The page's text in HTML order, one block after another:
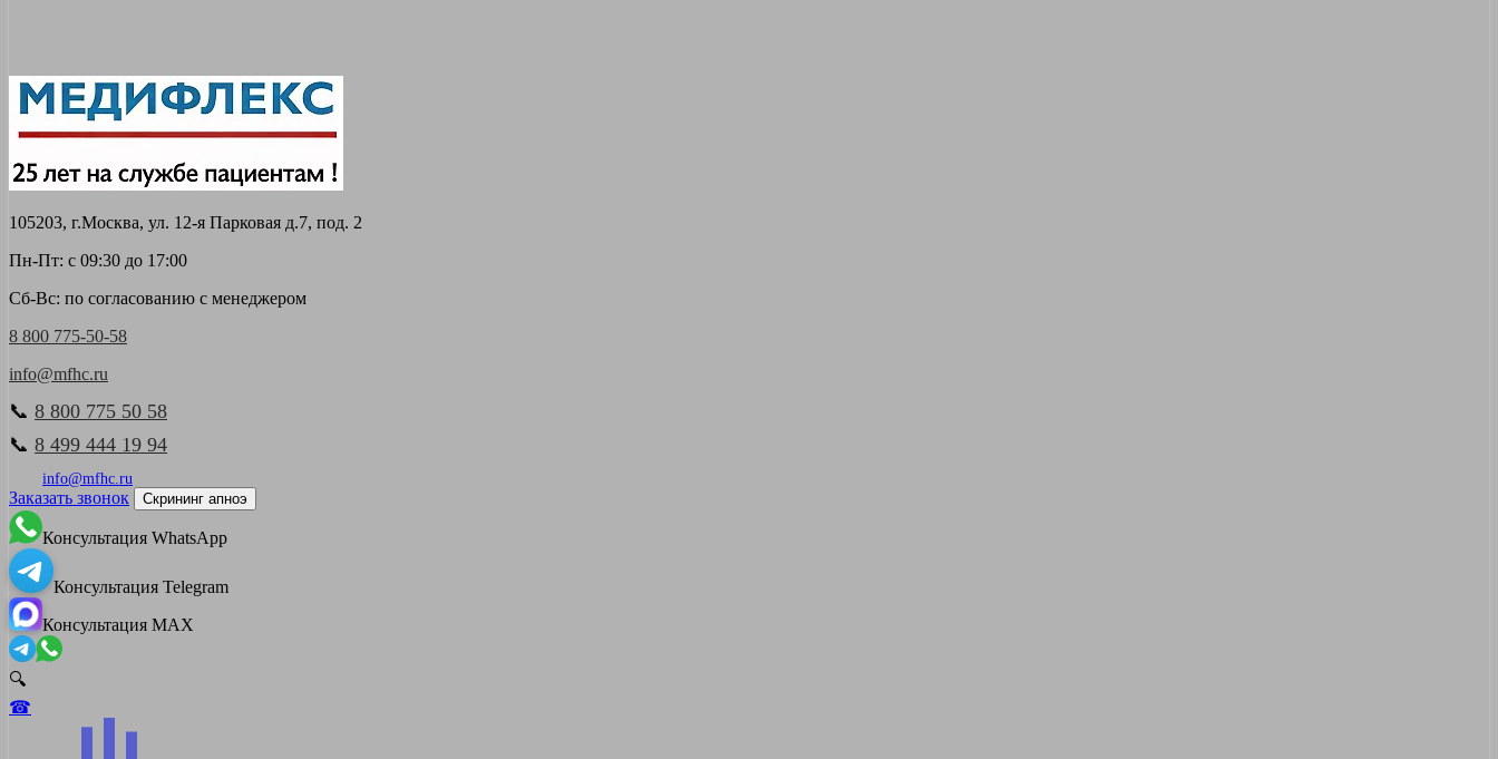
105203, г.Москва, ул. 12-я Парковая д.7, под. 2
Пн-Пт: с 09:30 до 17:00
Сб-Вс: по согласованию с менеджером
8 800 775-50-58
info@mfhc.ru
📞 8 800 775 50 58
📞 8 499 444 19 94
info@mfhc.ru
Заказать звонок Скрининг апноэ
Консультация WhatsApp
Консультация Telegram
Консультация MAX
🔍
☎